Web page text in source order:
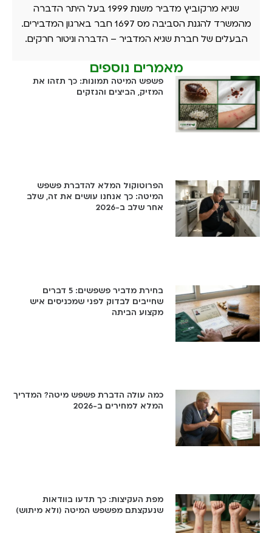
שגיא מרקוביץ מדביר משנת 1999 בעל היתר הדברה
מהמשרד להגנת הסביבה מס 1697 חבר בארגון המדבירים.
הבעלים של חברת שגיא המדביר – הדברה וניטור חרקים.
מאמרים נוספים
פשפש המיטה תמונות: כך תזהו את
המזיק, הביצים והנזקים
הפרוטוקול המלא להדברת פשפש
המיטה: כך אנחנו עושים את זה, שלב
אחר שלב ב-2026
בחירת מדביר פשפשים: 5 דברים
שחייבים לבדוק לפני שמכניסים איש
מקצוע הביתה
כמה עולה הדברת פשפש מיטה? המדריך
המלא למחירים ב-2026
מפת העקיצות: כך תדעו בוודאות
שנעקצתם מפשפש המיטה (ולא מיתוש)